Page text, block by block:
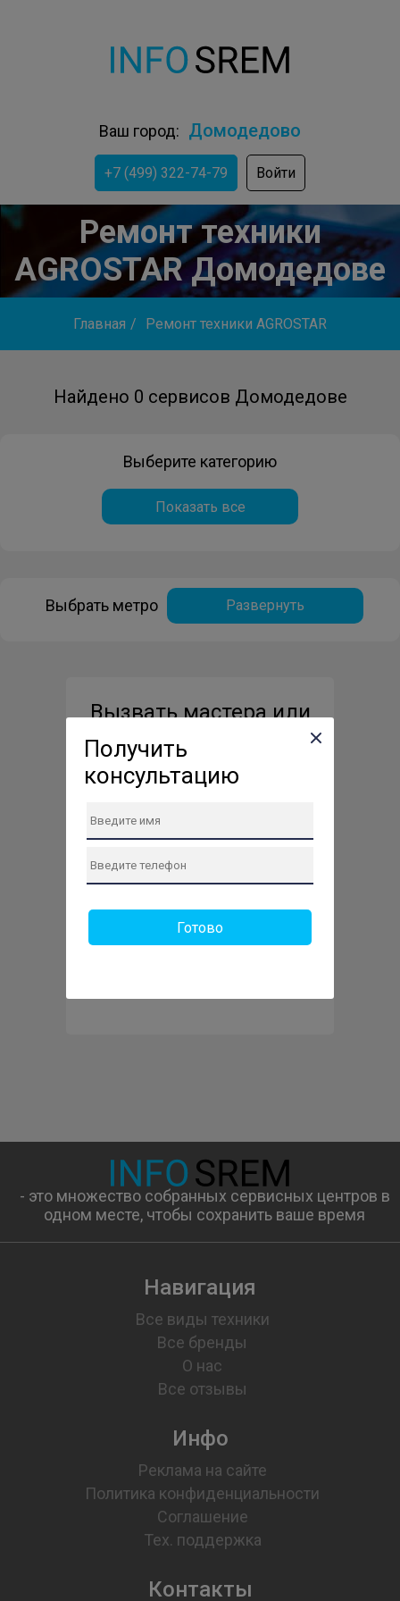
Ваш город: Домодедово
+7 (499) 322-74-79 Войти
Ремонт техники
AGROSTAR Домодедове
Главная / Ремонт техники AGROSTAR
Найдено 0 сервисов Домодедове
Выберите категорию
Показать все
Выбрать метро Развернуть
Вызвать мастера или
- это множество собранных сервисных центров в
одном месте, чтобы сохранить ваше время
Навигация
Все виды техники
Все бренды
О нас
Все отзывы
Инфо
Реклама на сайте
Политика конфиденциальности
Соглашение
Тех. поддержка
Контакты
Получить
консультацию
Готово